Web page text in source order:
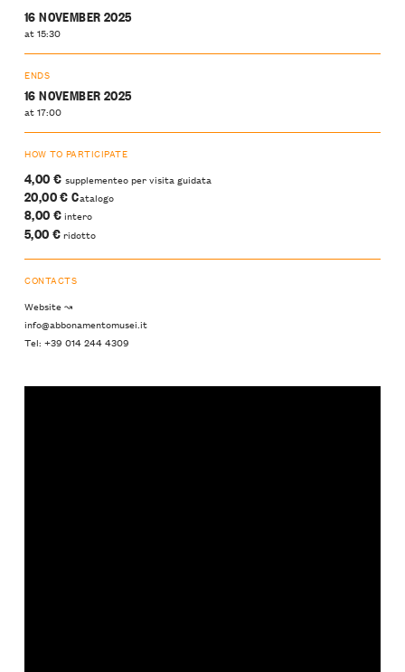
16 NOVEMBER 2025
at 15:30
ENDS
16 NOVEMBER 2025
at 17:00
HOW TO PARTICIPATE
4,00 € supplementeo per visita guidata
20,00 € Catalogo
8,00 €intero
5,00 €ridotto
CONTACTS
Website ↝
info@abbonamentomusei.it
Tel: +39 014 244 4309